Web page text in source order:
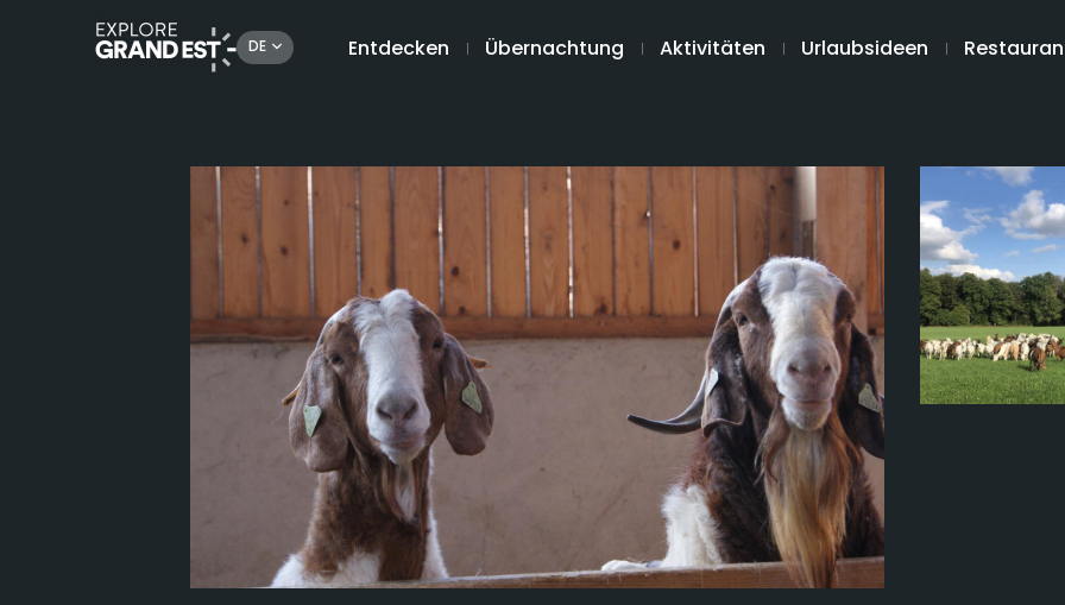
DE Entdecken Übernachtung Aktivitäten Urlaubsideen